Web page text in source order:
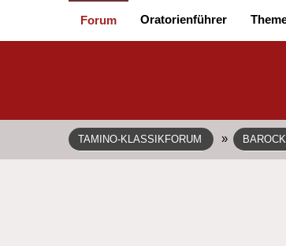
Forum Oratorienführer
TAMINO-KLASSIKFORUM »